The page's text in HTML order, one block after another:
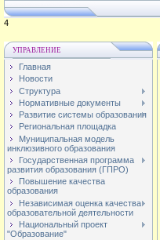
1
УПРАВЛЕНИЕ
Главная
Новости
Структура
Нормативные документы
Развитие системы образования
Региональная площадка
Муниципальная модель
инклюзивного образования
Государственная программа
развития образования (ГПРО)
Повышение качества
образования
Независимая оценка качества
образовательной деятельности
Национальный проект
"Образование"